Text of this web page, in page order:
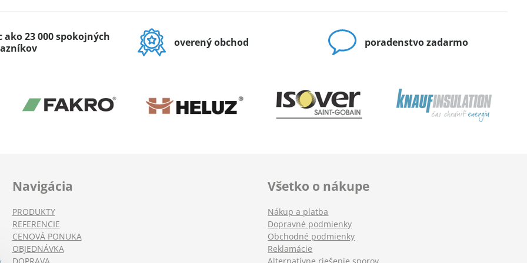
ako 23 000 spokojných
overený obchod poradenstvo zadarmo
Navigácia
PRODUKTY
REFERENCIE
CENOVÁ PONUKA
OBJEDNÁVKA
Všetko o nákupe
Nákup a platba
Dopravné podmienky
Obchodné podmienky
Reklamácie